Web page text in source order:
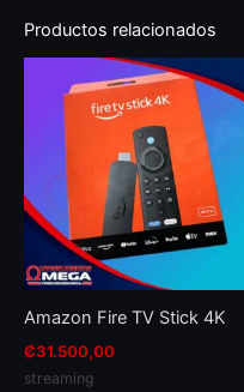
Productos relacionados
Amazon Fire TV Stick 4K
₡31.500,00
streaming